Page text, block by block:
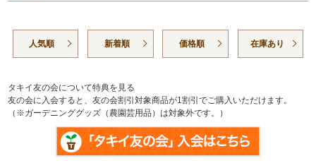
人気順 新着順 価格順 在庫あり
タキイ友の会について特典を見る
友の会に入会すると、友の会割引対象商品が1割引でご購入いただけます。
（※ガーデニンググッズ（農園芸用品）は対象外です。）